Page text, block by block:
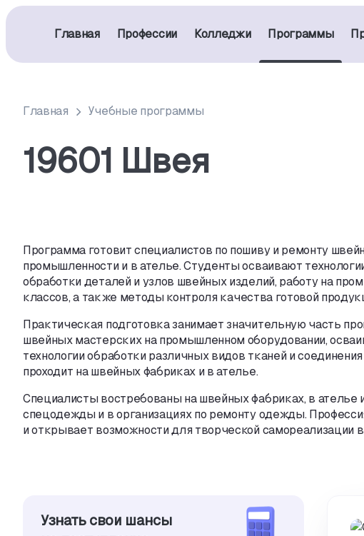
Главная Профессии Колледжи Программы
Главная Учебные программы
19601 Швея
Программа готовит специалистов по пошиву и ремонту
промышленности и в ателье. Студенты осваивают
обработки деталей и узлов швейных изделий, работу на
классов,а также методы контроля качества готовой
Практическая подготовка занимает значительную часть
швейных мастерских на промышленном оборудовании,
технологии обработки различных видов тканей и
проходит на швейных фабриках и в ателье.
Специалисты востребованы на швейных фабриках, в ателье
спецодежды и в организациях по ремонту одежды.
и открывает возможности для творческой самореализации
Узнать свои шансы